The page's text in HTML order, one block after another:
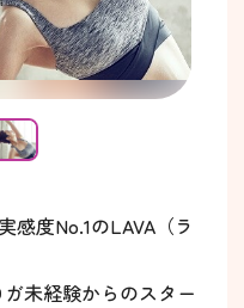
感度No.1のLAVA（ラ
未経験からのスター